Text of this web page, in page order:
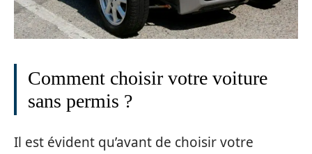
Comment choisir votre voiture
sans permis ?
Il est évident qu’avant de choisir votre